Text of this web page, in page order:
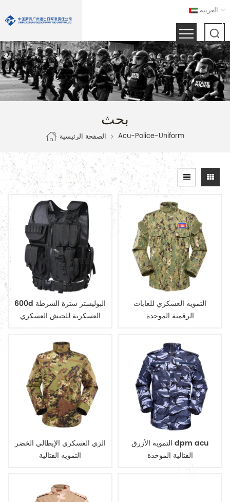
العربية
بحث
الصفحة الرئيسية Acu-Police-Uniform
600d البوليستر سترة الشرطة
العسكرية للجيش العسكري
التمويه العسكري للغابات
الرقمية الموحدة
الزي العسكري الإيطالي الخضر
التمويه القتالية
التمويه الأزرق dpm acu
القتالية الموحدة